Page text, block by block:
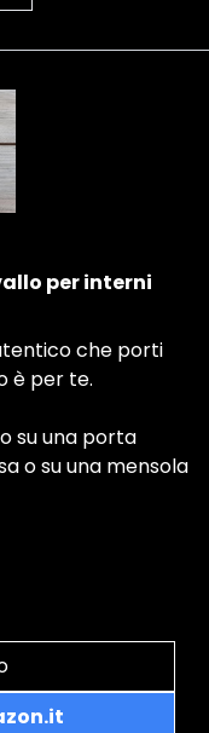
per interni
che porti
è per te.
su una porta
o su una mensola